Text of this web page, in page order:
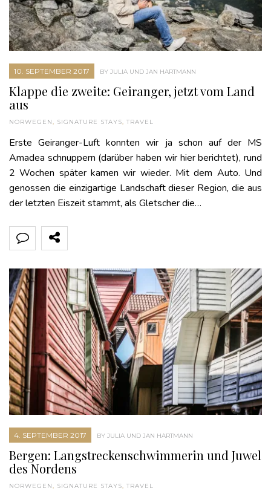
10. SEPTEMBER 2017 BY JULIA UND JAN HARTMANN
Klappe die zweite: Geiranger, jetzt vom Land
aus
NORWEGEN, SIGNATURE STAYS, TRAVEL
Erste Geiranger-Luft konnten wir ja schon auf der MS
Amadea schnuppern (darüber haben wir hier berichtet), rund
2 Wochen später kamen wir wieder. Mit dem Auto. Und
genossen die einzigartige Landschaft dieser Region, die aus
der letzten Eiszeit stammt, als Gletscher die…
4. SEPTEMBER 2017 BY JULIA UND JAN HARTMANN
Bergen: Langstreckenschwimmerin und Juwel
des Nordens
NORWEGEN, SIGNATURE STAYS, TRAVEL